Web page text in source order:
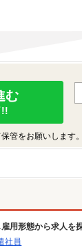
む
!!
管をお願いします。
雇用形態から求人を
社員